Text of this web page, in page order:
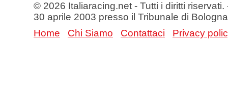
© 2026 Italiaracing.net - Tutti i diritti
30 aprile 2003 presso il Tribunale di Bologna
Home
Chi Siamo Contattaci Privacy